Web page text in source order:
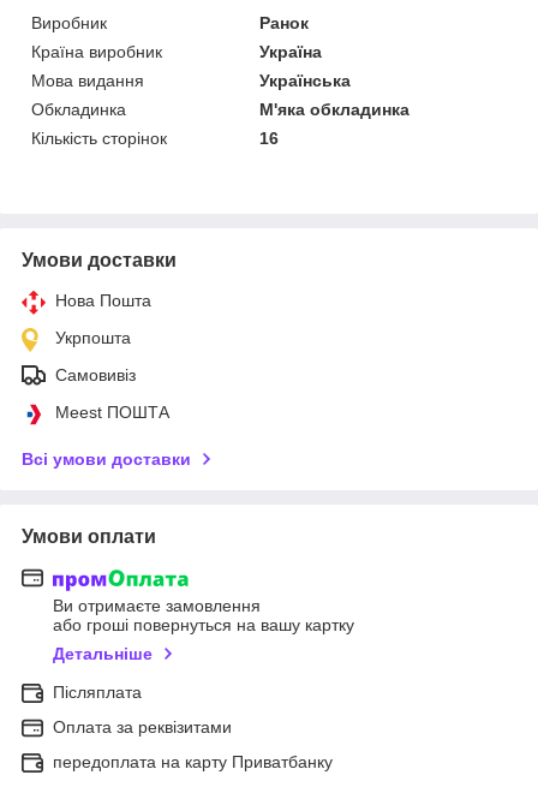
Виробник
Ранок
Країна виробник
Україна
Мова видання
Українська
Обкладинка
М'яка обкладинка
Кількість сторінок
16
Умови доставки
Нова Пошта
Укрпошта
Самовивіз
Meest ПОШТА
Всі умови доставки
Умови оплати
Ви отримаєте замовлення
або гроші повернуться на вашу картку
Детальніше
Післяплата
Оплата за реквізитами
передоплата на карту Приватбанку